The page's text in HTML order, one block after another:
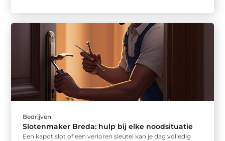
Bedrijven
Slotenmaker Breda: hulp bij elke noodsituatie
Een kapot slot of een verloren sleutel kan je dag volledig